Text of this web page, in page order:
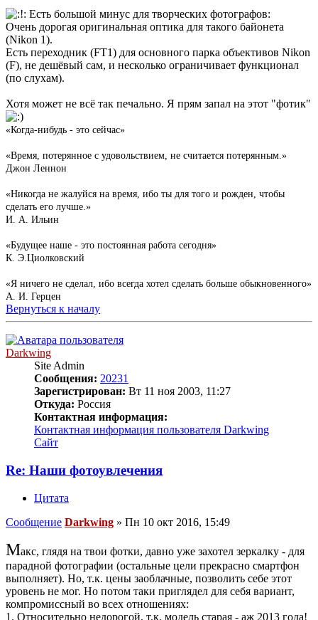
Есть большой минус для творческих фотографов:
Очень дорогая оригинальная оптика для такого байонета
(Nikon 1).
Есть переходник (FT1) для основного парка объективов Nikon
(F), не дешёвый сам, и несколько ограничивает функционал
(по слухам).
Хотя может не всё так печально. Я прям запал на этот "фотик"
«Когда-нибудь - это сейчас»
«Время, потерянное с удовольствием, не считается потерянным.»
Джон Леннон
«Никогда не жалуйся на время, ибо ты для того и рожден, чтобы
сделать его лучше.»
И. А. Ильин
«Будущее наше - это постоянная работа сегодня»
К. Э.Циолковский
«Я ничего не сделал, ибо всегда хотел сделать больше обыкновенного»
А. И. Герцен
Вернуться к началу
Darkwing
Site Admin
Сообщения: 20231
Зарегистрирован: Вт 11 ноя 2003, 11:27
Откуда: Россия
Контактная информация:
Контактная информация пользователя Darkwing
Сайт
Re: Наши фотоувлечения
Цитата
Сообщение Darkwing » Пн 10 окт 2016, 15:49
Макс, глядя на твои фотки, давно уже захотел зеркалку - для
парадной фотографии (остальные цели прекрасно смартфон
выполняет). Но, т.к. цены заоблачные, позволить себе этот
уровень не мог. Но потом таки приглядел для себя вариант,
компромиссный во всех отношениях:
1. Относительно недорогой, т.к. модель старая - аж 2013 года!